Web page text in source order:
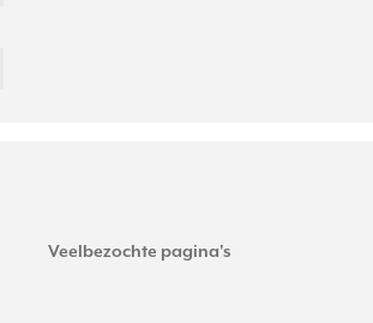
Veelbezochte pagina's